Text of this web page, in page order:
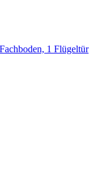
1 Flügeltür